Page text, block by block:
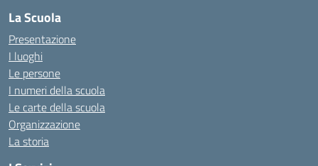
La Scuola
Presentazione
I luoghi
Le persone
I numeri della scuola
Le carte della scuola
Organizzazione
La storia